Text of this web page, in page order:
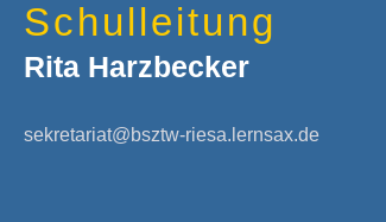
Schulleitung
Rita Harzbecker
sekretariat@bsztw-riesa.lernsax.de